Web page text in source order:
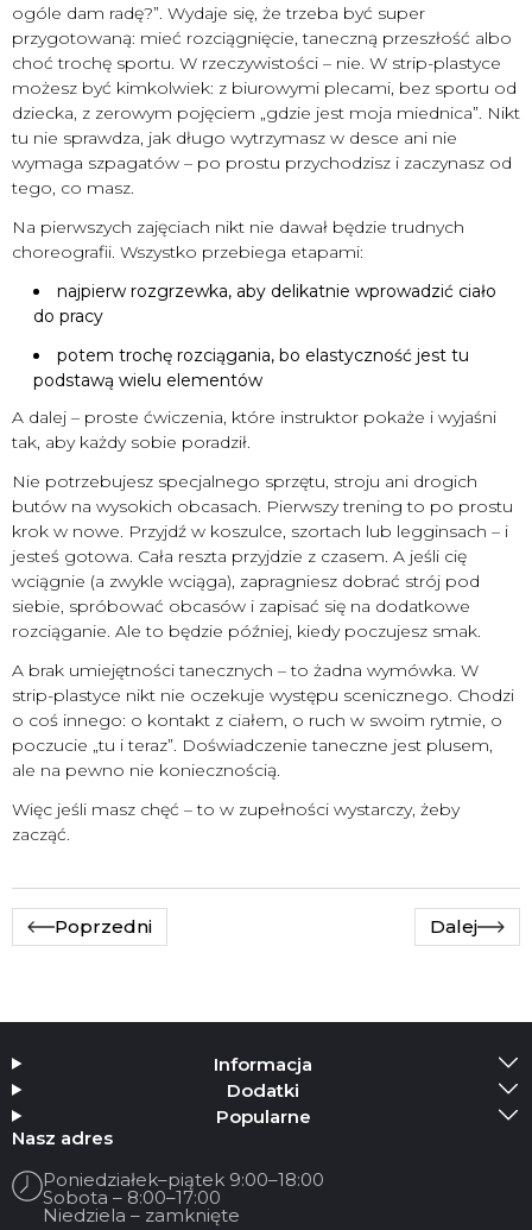
ogóle dam radę?”. Wydaje się, że trzeba być super
przygotowaną: mieć rozciągnięcie, taneczną przeszłość albo
choć trochę sportu. W rzeczywistości – nie. W strip-plastyce
możesz być kimkolwiek: z biurowymi plecami, bez sportu od
dziecka, z zerowym pojęciem „gdzie jest moja miednica”. Nikt
tu nie sprawdza, jak długo wytrzymasz w desce ani nie
wymaga szpagatów – po prostu przychodzisz i zaczynasz od
tego, co masz.
Na pierwszych zajęciach nikt nie dawał będzie trudnych
choreografii. Wszystko przebiega etapami:
najpierw rozgrzewka, aby delikatnie wprowadzić ciało
do pracy
potem trochę rozciągania, bo elastyczność jest tu
podstawą wielu elementów
A dalej – proste ćwiczenia, które instruktor pokaże i wyjaśni
tak, aby każdy sobie poradził.
Nie potrzebujesz specjalnego sprzętu, stroju ani drogich
butów na wysokich obcasach. Pierwszy trening to po prostu
krok w nowe. Przyjdź w koszulce, szortach lub legginsach – i
jesteś gotowa. Cała reszta przyjdzie z czasem. A jeśli cię
wciągnie (a zwykle wciąga), zapragniesz dobrać strój pod
siebie, spróbować obcasów i zapisać się na dodatkowe
rozciąganie. Ale to będzie później, kiedy poczujesz smak.
A brak umiejętności tanecznych – to żadna wymówka. W
strip-plastyce nikt nie oczekuje występu scenicznego. Chodzi
o coś innego: o kontakt z ciałem, o ruch w swoim rytmie, o
poczucie „tu i teraz”. Doświadczenie taneczne jest plusem,
ale na pewno nie koniecznością.
Więc jeśli masz chęć – to w zupełności wystarczy, żeby
zacząć.
Poprzedni Dalej
Informacja
Dodatki
Popularne
Nasz adres
Poniedziałek–piątek 9:00–18:00
Sobota – 8:00–17:00
Niedziela – zamknięte